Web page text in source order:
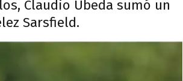
Claudio Úbeda sumó un
Sarsfield.